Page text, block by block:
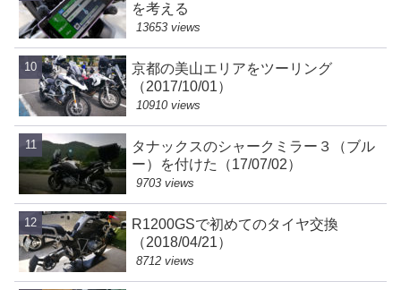
を考える
13653 views
京都の美山エリアをツーリング
（2017/10/01）
10910 views
タナックスのシャークミラー３（ブル
ー）を付けた（17/07/02）
9703 views
R1200GSで初めてのタイヤ交換
（2018/04/21）
8712 views